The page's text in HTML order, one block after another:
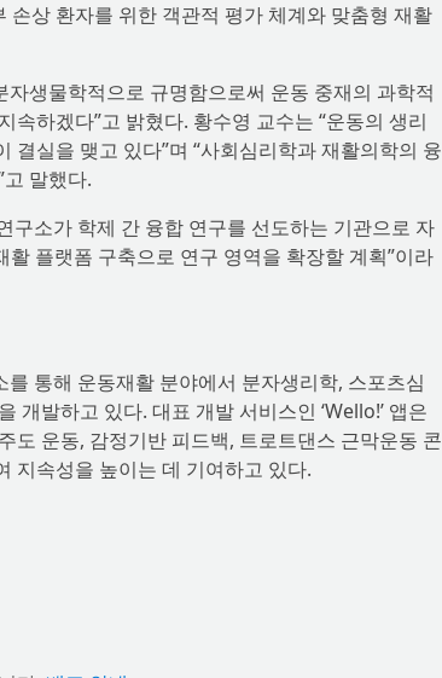
상 환자를 위한 객관적 평가 체계와 맞춤형 재활
생물학적으로 규명함으로써 운동 중재의 과학적
속하겠다”고 밝혔다. 황수영 교수는 “운동의 생리
실을 맺고 있다”며 “사회심리학과 재활의학의 융
말했다.
구소가 학제 간 융합 연구를 선도하는 기관으로 자
플랫폼 구축으로 연구 영역을 확장할 계획”이라
통해 운동재활 분야에서 분자생리학, 스포츠심
발하고 있다. 대표 개발 서비스인 ‘Wello!’ 앱은
도 운동, 감정기반 피드백, 트로트댄스 근막운동 콘
지속성을 높이는 데 기여하고 있다.